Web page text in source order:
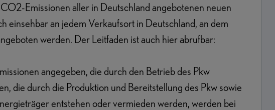
Emissionen aller in Deutschland angebotenen neuen
einsehbar an jedem Verkaufsort in Deutschland, an dem
werden. Der Leitfaden ist auch hier abrufbar:
angegeben, die durch den Betrieb des Pkw
die durch die Produktion und Bereitstellung des Pkw sowie
entstehen oder vermieden werden, werden bei